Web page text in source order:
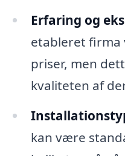
Erfaring og
etableret firma
priser, men
kvaliteten af
kan være